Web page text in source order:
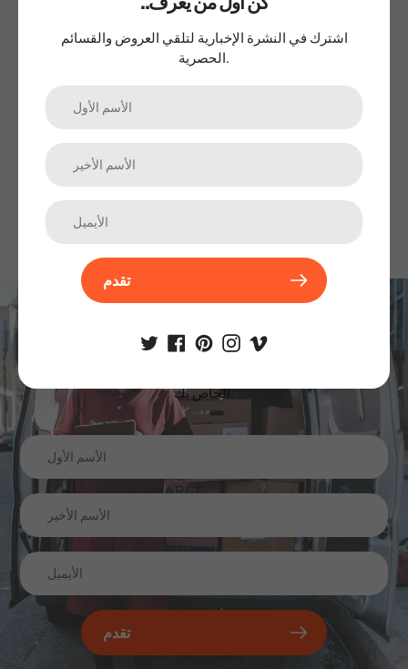
اشترك في نشرتنا الإخبارية
الخاص بك.
تقدم
اشترك في النشرة الإخبارية لتلقي العروض والقسائم
الحصرية.
تقدم